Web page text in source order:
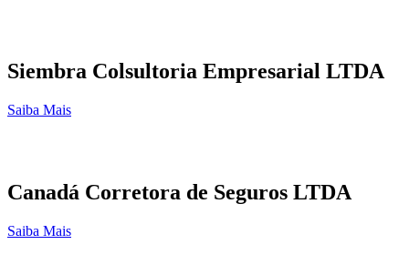
Siembra Colsultoria Empresarial LTDA
Saiba Mais
Canadá Corretora de Seguros LTDA
Saiba Mais